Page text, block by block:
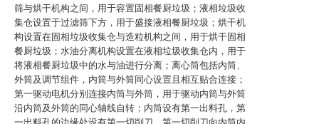
筛与烘干机构之间，用于容置固相餐厨垃圾；液相垃圾收
集仓设置于过滤筛下方，用于盛接液相餐厨垃圾；烘干机
构设置在固相垃圾收集仓与造粒机构之间，用于烘干固相
餐厨垃圾；水油分离机构设置在液相垃圾收集仓内，用于
将液相餐厨垃圾中的水与油进行分离；离心筒包括内筒、
外筒及调节组件，内筒与外筒同心设置且相互贴合连接；
第一驱动电机分别连接内筒与外筒，用于驱动内筒与外筒
沿内筒及外筒的同心轴线自转；内筒设有第一出料孔，第